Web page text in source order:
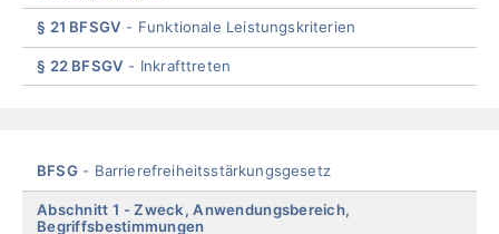
Skip
menu
BFSG Barrierefreiheitsstärkungsgesetz
Abschnitt 1
Zweck, Anwendungsbereich,
Begriffsbestimmungen
§ 21 BFSGV Funktionale Leistungskriterien
§ 22 BFSGV Inkrafttreten